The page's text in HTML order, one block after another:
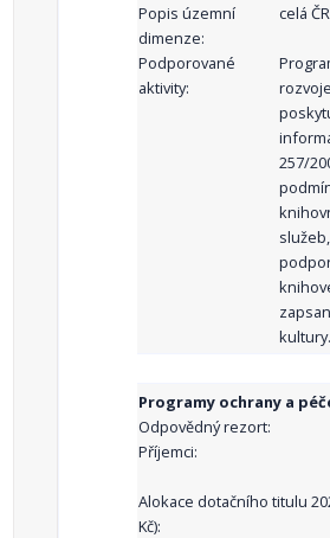
Popis územní
dimenze:
celá ČR
Podporované
aktivity:
257/
kultury.
Programy ochrany a
Odpovědný rezort:
Příjemci:
Alokace dotačního titulu
Kč):